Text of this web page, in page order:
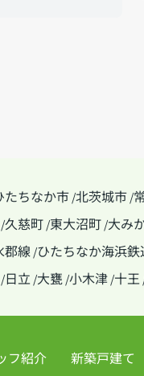
たちなか市 /北茨城市 /
/久慈町 /東大沼町 /大み
郡線 /ひたちなか海浜鉄
/日立 /大甕 /小木津 /十王
フ紹介
新築戸建て